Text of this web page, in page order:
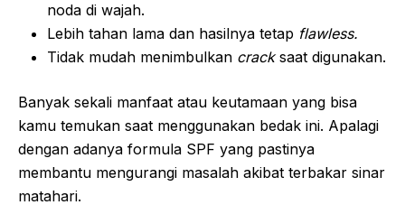
noda di wajah.
Lebih tahan lama dan hasilnya tetap flawless.
Tidak mudah menimbulkan cracksaat digunakan.
Banyak sekali manfaat atau keutamaan yang bisa
kamu temukan saat menggunakan bedak ini. Apalagi
dengan adanya formula SPF yang pastinya
membantu mengurangi masalah akibat terbakar sinar
matahari.